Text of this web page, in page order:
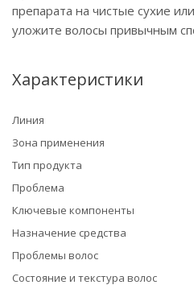
препарата на чистые сухие
уложите волосы привычным
Характеристики
Линия
Зона применения
Тип продукта
Проблема
Ключевые компоненты
Назначение средства
Проблемы волос
Состояние и текстура волос